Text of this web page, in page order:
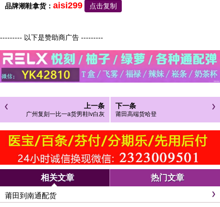
品牌潮鞋拿货： aisi299 点击复制
--------- 以下是赞助商广告 ---------
上一条
广州复刻一比一a货男鞋lv白灰
下一条
莆田高端货哈登
相关文章 热门文章
莆田到南通配货